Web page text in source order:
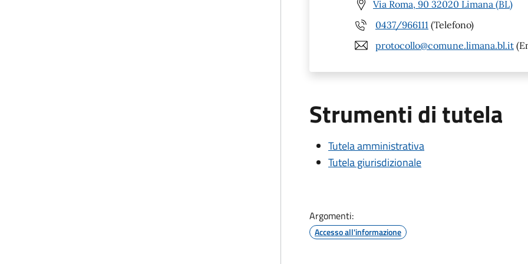
Via Roma, 90 32020 Limana (BL)
0437/966111 (Telefono)
protocollo@comune.limana.bl.it
Strumenti di tutela
Tutela amministrativa
Tutela giurisdizionale
Argomenti:
Accesso all'informazione